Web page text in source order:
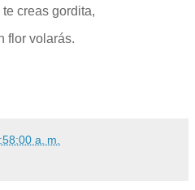
creas gordita,
flor volarás.
a. m.